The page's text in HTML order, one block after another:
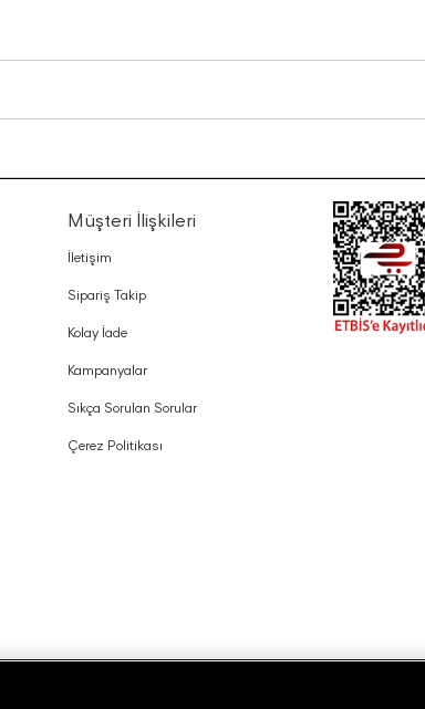
Müşteri İlişkileri
İletişim
Sipariş Takip
Kolay İade
Kampanyalar
Sıkça Sorulan Sorular
Çerez Politikası